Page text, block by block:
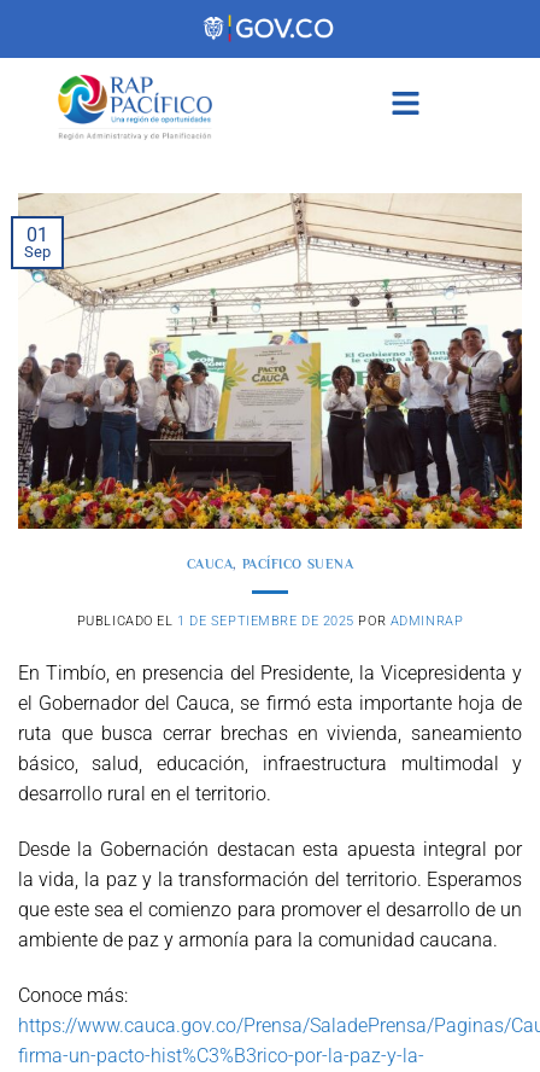
01
Sep
CAUCA, PACÍFICO SUENA
PUBLICADO EL 1 DE SEPTIEMBRE DE 2025 POR ADMINRAP
En Timbío, en presencia del Presidente, la Vicepresidenta y
el Gobernador del Cauca, se firmó esta importante hoja de
ruta que busca cerrar brechas en vivienda, saneamiento
básico, salud, educación, infraestructura multimodal y
desarrollo rural en el territorio.
Desde la Gobernación destacan esta apuesta integral por
la vida, la paz y la transformación del territorio. Esperamos
que este sea el comienzo para promover el desarrollo de un
ambiente de paz y armonía para la comunidad caucana.
Conoce más:
https://www.cauca.gov.co/Prensa/SaladePrensa/Paginas/
firma-un-pacto-hist%C3%B3rico-por-la-paz-y-la-